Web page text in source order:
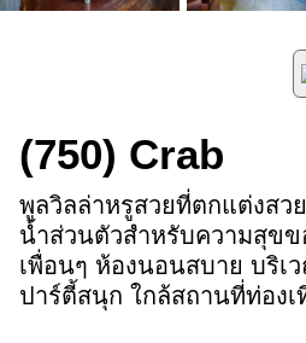
(750) Crab
พูลวิลล่าหรูสวยที่ตกแต่งสว
น้ำส่วนตัวสำหรับความสุขข
เพื่อนๆ ห้องนอนสบาย บริเ
ปาร์ตี้สนุก ใกล้สถานที่ท่องเ